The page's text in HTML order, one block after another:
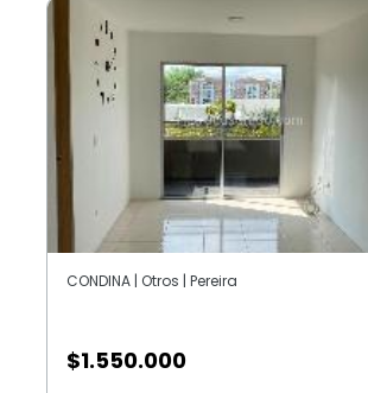
CONDINA | Otros | Pereira
$1.550.000